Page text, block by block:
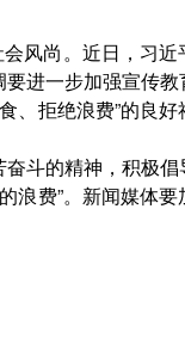
风尚。近日，习
进一步加强宣传
、拒绝浪费”的良
斗的精神，积极倡
浪费”。新闻媒体